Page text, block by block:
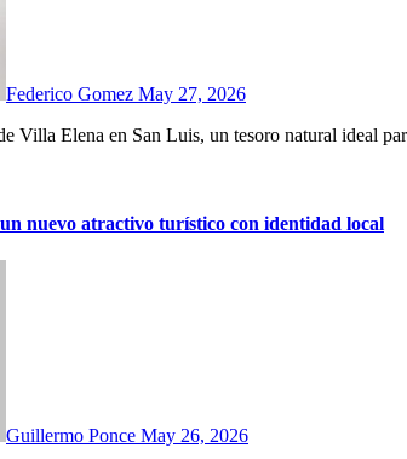
Federico Gomez May 27, 2026
de Villa Elena en San Luis, un tesoro natural ideal
nuevo atractivo turístico con identidad local
Guillermo Ponce May 26, 2026